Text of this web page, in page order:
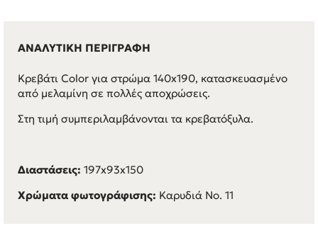
ΑΝΑΛΥΤΙΚΗ ΠΕΡΙΓΡΑΦΗ
Κρεβάτι Color για στρώμα 140x190, κατασκευασμένο
από μελαμίνη σε πολλές αποχρώσεις.
Στη τιμή συμπεριλαμβάνονται τα κρεβατόξυλα.
Διαστάσεις: 197x93x150
Χρώματα φωτογράφισης: Καρυδιά Νο. 11